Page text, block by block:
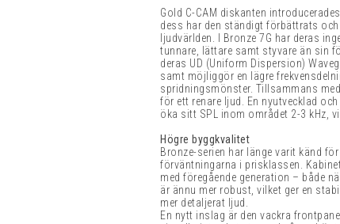
Gold C-CAM diskanten
dess har den ständigt förbättrats
ljudvärlden. I Bronze 7G har deras
tunnare, lättare samt styvare än sin
deras UD (Uniform Dispersion)
samt möjliggör en lägre
spridningsmönster. Tillsammans
för ett renare ljud. En nyutvecklad
öka sitt SPL inom området 2-3 kHz,
Högre byggkvalitet
Bronze-serien har länge varit känd
förväntningarna i prisklassen.
med föregående generation – både
är ännu mer robust, vilket ger en
mer detaljerat ljud.
En nytt inslag är den vackra